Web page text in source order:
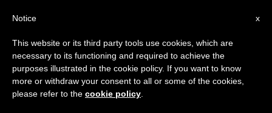
×
Aviso importante
Del 27 de julio al 7 de agosto haremos la pausa
anual, aprovechando que en el periodo de verano
se generan menos informaciones y también el
x
Notice
This website or its third party tools use cookies, which are
necessary to its functioning and required to achieve the
purposes illustrated in the cookie policy. If you want to know
more or withdraw your consent to all or some of the cookies,
please refer to the cookie policy